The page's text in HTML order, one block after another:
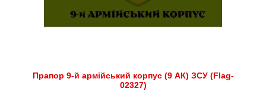
Прапор 9-й армійський корпус (9 АК) ЗСУ (Flag-
02327)